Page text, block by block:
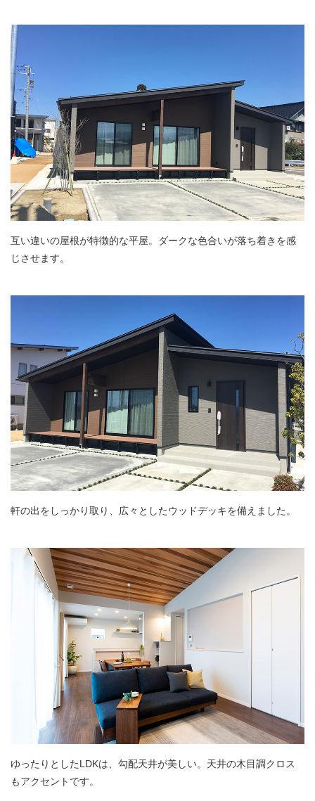
互い違いの屋根が特徴的な平屋。ダークな色合いが落ち着きを感
じさせます。
軒の出をしっかり取り、広々としたウッドデッキを備えました。
ゆったりとしたLDKは、勾配天井が美しい。天井の木目調クロス
もアクセントです。